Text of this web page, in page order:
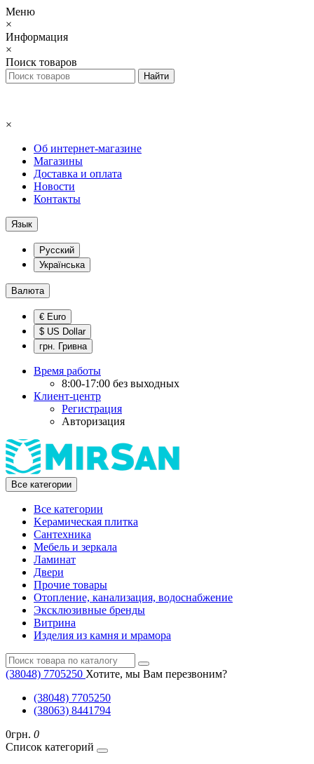
Меню
×
Информация
×
Поиск товаров
×
Об интернет-магазине
Магазины
Доставка и оплата
Новости
Контакты
Язык
Русский
Українська
Валюта
€ Euro
$ US Dollar
грн. Гривна
Время работы
8:00-17:00 без выходных
Клиент-центр
Регистрация
Авторизация
Все категории
Все категории
Kерамическая плитка
Cантехника
Мебель и зеркала
Ламинат
Двери
Прочие товары
Отопление, канализация, водоснабжение
Эксклюзивные бренды
Витрина
Изделия из камня и мрамора
(38048) ‎7705250 Хотите, мы Вам перезвоним?
(38048) ‎7705250
(38063) 8441794
0грн. 0
Список категорий